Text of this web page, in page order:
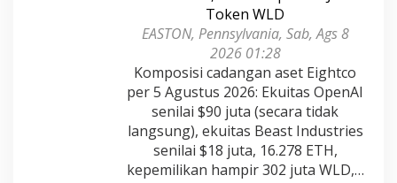
Token WLD
EASTON, Pennsylvania, Sab, Ags 8
2026 01:28
Komposisi cadangan aset Eightco
per 5 Agustus 2026: Ekuitas OpenAI
senilai $90 juta (secara tidak
langsung), ekuitas Beast Industries
senilai $18 juta, 16.278 ETH,
kepemilikan hampir 302 juta WLD,…